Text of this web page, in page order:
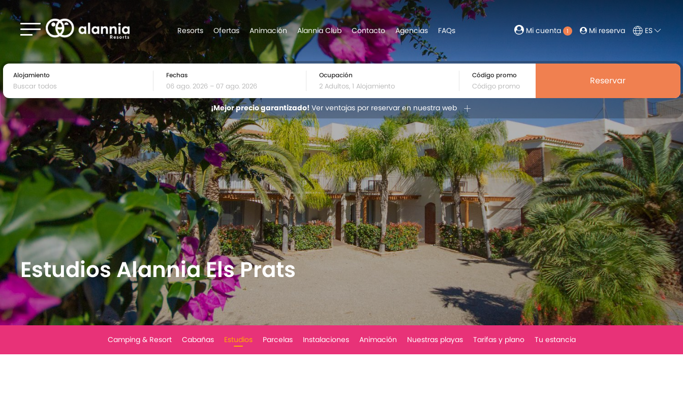
Estudios Alannia Els Prats
Resorts Ofertas Animación Alannia Club Contacto Agencias FAQs Mi cuenta 1 Mi reserva ES
Alojamiento Fechas Ocupación Código promo Reservar
¡Mejor precio garantizado! Ver ventajas por reservar en nuestra web
Camping & Resort Cabañas Estudios Parcelas Instalaciones Animación Nuestras playas Tarifas y plano Tu estancia